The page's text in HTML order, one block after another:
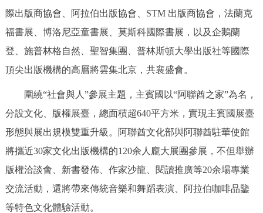
ESPAÑOL العربية PORTUGUÊS
ITALIANO
回到頂部
際出版商協會、阿拉伯出版協會、STM 出版商協會，法蘭克
福書展、博洛尼亞童書展、莫斯科國際書展，以及企鵝蘭
登、施普林格自然、聖智集團、普林斯頓大學出版社等國際
頂尖出版機構的高層將雲集北京，共襄盛會。
圍繞“社會與人”參展主題，主賓國以“阿聯酋之家”為名，
分設文化、版權展臺，總面積超640平方米，實現主賓國展臺
形態與展出規模雙重升級。阿聯酋文化部與阿聯酋駐華使館
將攜近30家文化出版機構的120余人龐大展團參展，不但舉辦
版權洽談會、新書發佈、作家沙龍、閱讀推廣等20余場專業
交流活動，還將帶來傳統音樂和舞蹈表演、阿拉伯咖啡品鑒
等特色文化體驗活動。